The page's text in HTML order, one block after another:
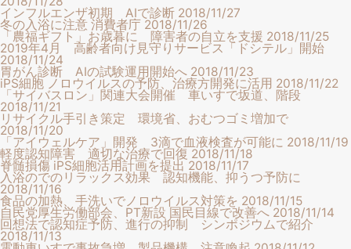
インフルエンザ初期 AIで診断 2018/11/27
冬の入浴に注意 消費者庁 2018/11/26
「農福ギフト」お歳暮に 障害者の自立を支援 2018/11/25
2019年4月 高齢者向け見守りサービス「ドシテル」開始
2018/11/24
胃がん診断 AIの試験運用開始へ 2018/11/23
iPS細胞 ノロウイルスの予防、治療方開発に活用 2018/11/22
「サイバスロン」関連大会開催 車いすで坂道、階段
2018/11/21
リサイクル手引き策定 環境省、おむつゴミ増加で
2018/11/20
「アイウェルケア」開発 3滴で血液検査が可能に 2018/11/19
軽度認知障害 適切な治療で回復 2018/11/18
脊髄損傷 iPS細胞活用計画を提出 2018/11/17
入浴のでのリラックス効果 認知機能、抑うつ予防に
2018/11/16
食品の加熱、手洗いでノロウイルス対策を 2018/11/15
自民党厚生労働部会、PT新設 国民目線で改善へ 2018/11/14
回想法で認知症予防、進行の抑制 シンポジウムで紹介
2018/11/13